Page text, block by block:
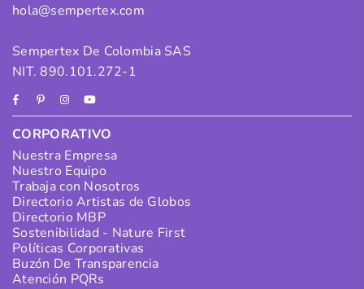
hola@sempertex.com
Sempertex De Colombia SAS
NIT. 890.101.272-1
FacebookPinterestInstagram
YouTube
CORPORATIVO
Nuestra Empresa
Nuestro Equipo
Trabaja con Nosotros
Directorio Artistas de Globos
Directorio MBP
Sostenibilidad - Nature First
Políticas Corporativas
Buzón De Transparencia
Atención PQRs